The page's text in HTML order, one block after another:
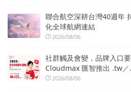
聯合航空深耕台灣40週年
化全球航網連結
2026/08/06
社群觸及會變，品牌入口
Cloudmax 匯智推出 .tw
2026/08/06